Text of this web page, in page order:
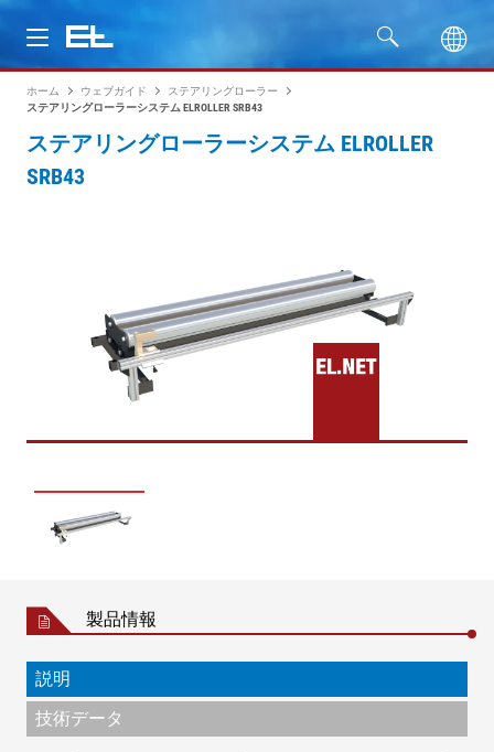
製品
分野
ホーム ウェブガイド
ステアリングローラー
ステアリングローラーシステム ELROLLER SRB43
ステアリングローラーシステム ELROLLER
SRB43
製品情報
説明
技術データ